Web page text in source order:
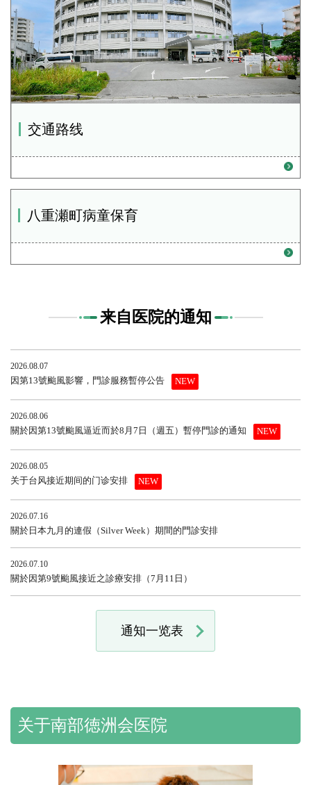
交通路线
八重瀬町病童保育
来自医院的通知
2026.08.07
因第13號颱風影響，門診服務暫停公告 NEW
2026.08.06
關於因第13號颱風逼近而於8月7日（週五）暫停門診的通知 NEW
2026.08.05
关于台风接近期间的门诊安排 NEW
2026.07.16
關於日本九月的連假（Silver Week）期間的門診安排
2026.07.10
關於因第9號颱風接近之診療安排（7月11日）
通知一览表
关于南部徳洲会医院